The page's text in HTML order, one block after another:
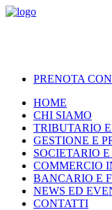
PRENOTA
HOME
CHI SIAMO
TRIBUTARIO
GESTIONE E
SOCIETARIO
COMMERCIO
BANCARIO E
NEWS ED
CONTATTI